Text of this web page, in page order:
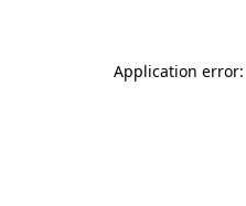
Application